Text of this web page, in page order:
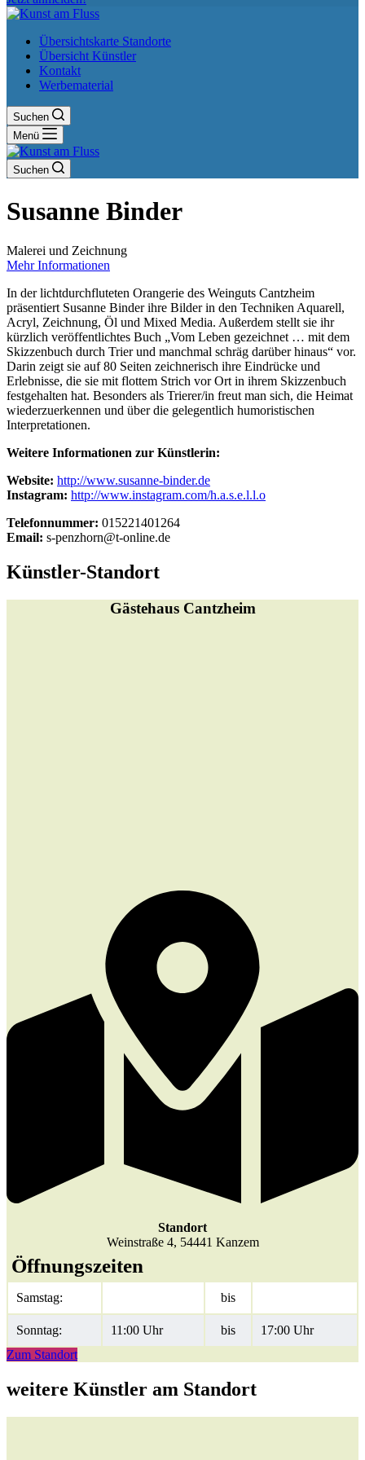
Übersichtskarte Standorte
Übersicht Künstler
Kontakt
Werbematerial
Suchen
Menü
Suchen
Susanne Binder
Malerei und Zeichnung
Mehr Informationen
In der lichtdurchfluteten Orangerie des Weinguts Cantzheim
präsentiert Susanne Binder ihre Bilder in den Techniken Aquarell,
Acryl, Zeichnung, Öl und Mixed Media. Außerdem stellt sie ihr
kürzlich veröffentlichtes Buch „Vom Leben gezeichnet … mit dem
Skizzenbuch durch Trier und manchmal schräg darüber hinaus“ vor.
Darin zeigt sie auf 80 Seiten zeichnerisch ihre Eindrücke und
Erlebnisse, die sie mit flottem Strich vor Ort in ihrem Skizzenbuch
festgehalten hat. Besonders als Trierer/in freut man sich, die Heimat
wiederzuerkennen und über die gelegentlich humoristischen
Interpretationen.
Weitere Informationen zur Künstlerin:
Website: http://www.susanne-binder.de
Instagram: http://www.instagram.com/h.a.s.e.l.l.o
Telefonnummer: 015221401264
Email: s-penzhorn@t-online.de
Künstler-Standort
Gästehaus Cantzheim
Standort
Weinstraße 4, 54441 Kanzem
Öffnungszeiten
Samstag: bis
Sonntag: 11:00 Uhr bis
17:00 Uhr
Zum Standort
weitere Künstler am Standort